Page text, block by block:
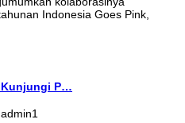
Indonesia Goes Pink,
Kunjungi P…
admin1